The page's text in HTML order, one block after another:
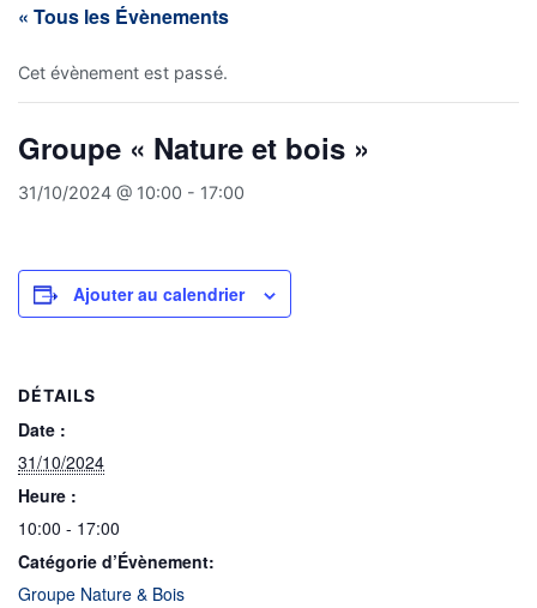
« Tous les Évènements
Cet évènement est passé.
Groupe « Nature et bois »
31/10/2024 @ 10:00 - 17:00
Ajouter au calendrier
DÉTAILS
Date :
31/10/2024
Heure :
10:00 - 17:00
Catégorie d’Évènement:
Groupe Nature & Bois